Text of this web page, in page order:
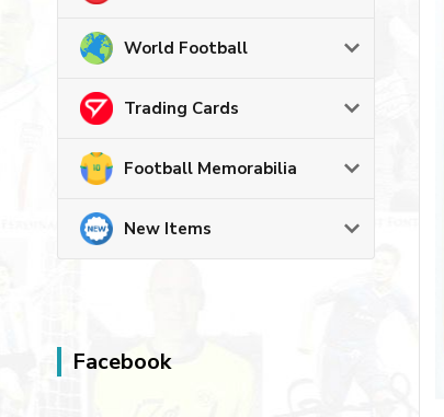
World Football
Trading Cards
Football Memorabilia
New Items
Facebook